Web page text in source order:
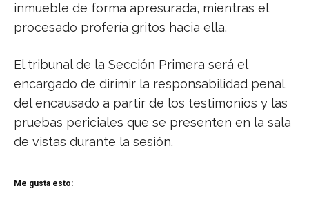
inmueble de forma apresurada, mientras el
procesado profería gritos hacia ella.
El tribunal de la Sección Primera será el
encargado de dirimir la responsabilidad penal
del encausado a partir de los testimonios y las
pruebas periciales que se presenten en la sala
de vistas durante la sesión.
Me gusta esto: